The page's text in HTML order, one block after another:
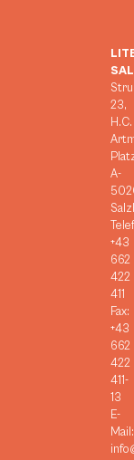
23,
H.C.
A-
+43
662
422
411
Fax:
+43
662
422
411-
13
E-
Mail: